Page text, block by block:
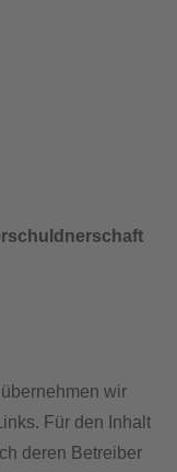
wir
Für den Inhalt
deren Betreiber